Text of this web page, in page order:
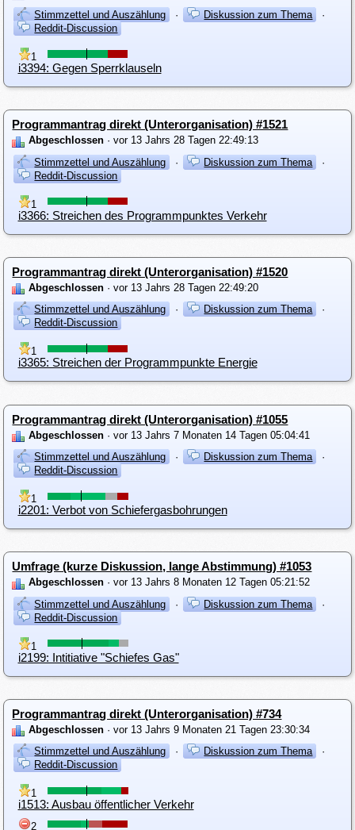
Stimmzettel und Auszählung
· Diskussion zum Thema
·
Reddit-Discussion
1
i3394: Gegen Sperrklauseln
Programmantrag direkt (Unterorganisation) #1521
Abgeschlossen · vor 13 Jahrs 28 Tagen 22:49:13
Stimmzettel und Auszählung
· Diskussion zum Thema
·
Reddit-Discussion
1
i3366: Streichen des Programmpunktes Verkehr
Programmantrag direkt (Unterorganisation) #1520
Abgeschlossen · vor 13 Jahrs 28 Tagen 22:49:20
Stimmzettel und Auszählung
· Diskussion zum Thema
·
Reddit-Discussion
1
i3365: Streichen der Programmpunkte Energie
Programmantrag direkt (Unterorganisation) #1055
Abgeschlossen · vor 13 Jahrs 7 Monaten 14 Tagen 05:04:41
Stimmzettel und Auszählung
· Diskussion zum Thema
·
Reddit-Discussion
1
i2201: Verbot von Schiefergasbohrungen
Umfrage (kurze Diskussion, lange Abstimmung) #1053
Abgeschlossen · vor 13 Jahrs 8 Monaten 12 Tagen 05:21:52
Stimmzettel und Auszählung
· Diskussion zum Thema
·
Reddit-Discussion
1
i2199: Intitiative "Schiefes Gas"
Programmantrag direkt (Unterorganisation) #734
Abgeschlossen · vor 13 Jahrs 9 Monaten 21 Tagen 23:30:34
Stimmzettel und Auszählung
· Diskussion zum Thema
·
Reddit-Discussion
1
i1513: Ausbau öffentlicher Verkehr
2